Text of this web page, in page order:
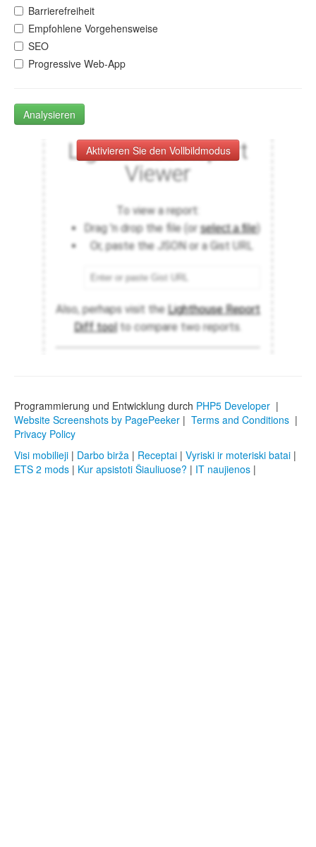
Barrierefreiheit
Empfohlene Vorgehensweise
SEO
Progressive Web-App
Analysieren
Aktivieren Sie den Vollbildmodus
Programmierung und Entwicklung durch PHP5 Developer |
Website Screenshots by PagePeeker | Terms and Conditions |
Privacy Policy
Visi mobilieji | Darbo birža | Receptai | Vyriski ir moteriski batai |
ETS 2 mods | Kur apsistoti Šiauliuose? | IT naujienos |